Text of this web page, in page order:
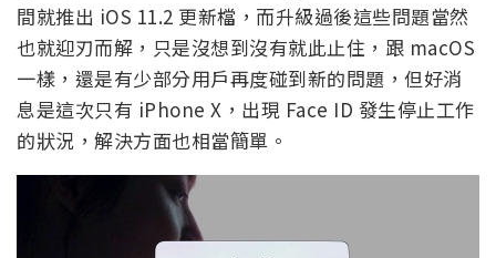
間就推出 iOS 11.2 更新檔，而升級過後這些問題當然
也就迎刃而解，只是沒想到沒有就此止住，跟 macOS
一樣，還是有少部分用戶再度碰到新的問題，但好消
息是這次只有 iPhone X，出現 Face ID 發生停止工作
的狀況，解決方面也相當簡單。